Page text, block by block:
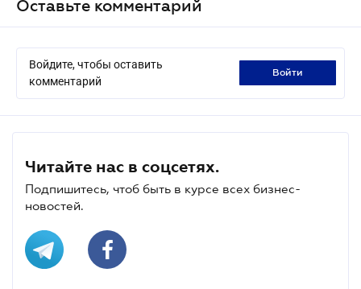
Оставьте комментарий
Войдите, чтобы оставить
комментарий
войти
Читайте нас в соцсетях.
Подпишитесь, чтоб быть в курсе всех бизнес-
новостей.